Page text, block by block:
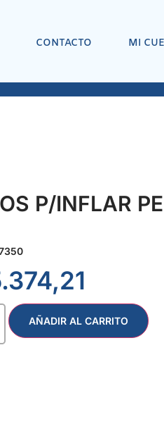
CONTACTO MI
P/INFLAR
AÑADIR AL CARRITO